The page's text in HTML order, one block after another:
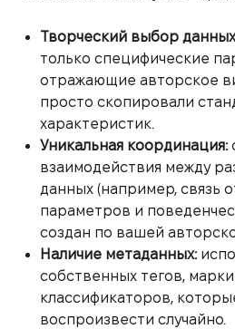
Творческий выбор
только специфические
отражающие авторское
просто скопировали
характеристик.
Уникальная координация:
взаимодействия между
данных (например, связь
параметров и
создан по вашей
Наличие метаданных:
собственных тегов,
классификаторов,
воспроизвести случайно.